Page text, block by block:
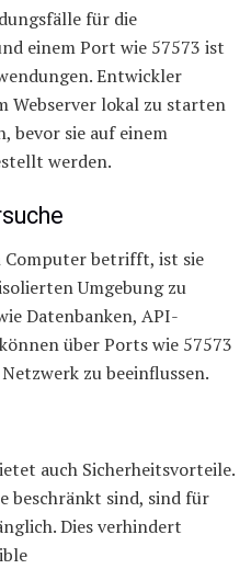
für die
einem Port wie 57573 ist
Entwickler
Webserver lokal zu starten
bevor sie auf einem
werden.
Computer betrifft, ist sie
Umgebung zu
Datenbanken, API-
über Ports wie 57573
zu beeinflussen.
auch Sicherheitsvorteile.
beschränkt sind, sind für
Dies verhindert